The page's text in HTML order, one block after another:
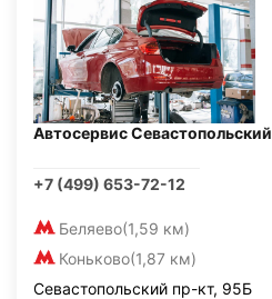
Автосервис Севастопольский
+7 (499) 653-72-12
Беляево(1,59 км)
Коньково(1,87 км)
Севастопольский пр-кт, 95Б